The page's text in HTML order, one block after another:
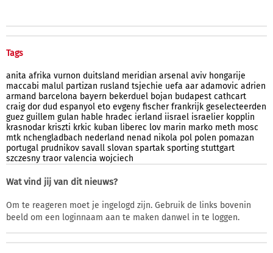
Tags
anita afrika vurnon duitsland meridian arsenal aviv hongarije
maccabi malul partizan rusland tsjechie uefa aar adamovic adrien
armand barcelona bayern bekerduel bojan budapest cathcart
craig dor dud espanyol eto evgeny fischer frankrijk geselecteerden
guez guillem gulan hable hradec ierland iisrael israelier kopplin
krasnodar kriszti krkic kuban liberec lov marin marko meth mosc
mtk nchengladbach nederland nenad nikola pol polen pomazan
portugal prudnikov savall slovan spartak sporting stuttgart
szczesny traor valencia wojciech
Wat vind jij van dit nieuws?
Om te reageren moet je ingelogd zijn. Gebruik de links bovenin
beeld om een loginnaam aan te maken danwel in te loggen.